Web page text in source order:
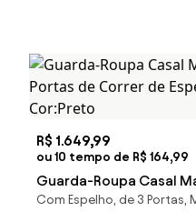
R$ 1.649,99
ou 10 tempo de R$ 164,99
Guarda-Roupa Casal
Portas de Correr de
Com Espelho, de 3 Portas,